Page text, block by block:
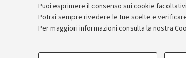
Puoi esprimere il consenso sui cookie
Potrai sempre rivedere le tue scelte e
Per maggiori informazioni consulta la nostra
Archivio Comunicati stampa Redazione